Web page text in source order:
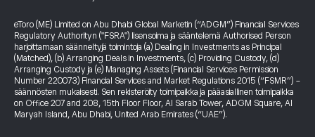
eToro (ME) Limited on Abu Dhabi Global Marketin (“ADGM”) Financial Services
Regulatory Authorityn ("FSRA") lisensoima ja sääntelemä Authorised Person
harjoittamaan säänneltyjä toimintoja (a) Dealing in Investments as Principal
(Matched), (b) Arranging Deals in Investments, (c) Providing Custody, (d)
Arranging Custody ja (e) Managing Assets (Financial Services Permission
Number 220073) Financial Services and Market Regulations 2015 (“FSMR”) -
säännösten mukaisesti. Sen rekisteröity toimipaikka ja pääasiallinen toimipaikka
on Office 207 and 208, 15th Floor Floor, Al Sarab Tower, ADGM Square, Al
Maryah Island, Abu Dhabi, United Arab Emirates (“UAE”).